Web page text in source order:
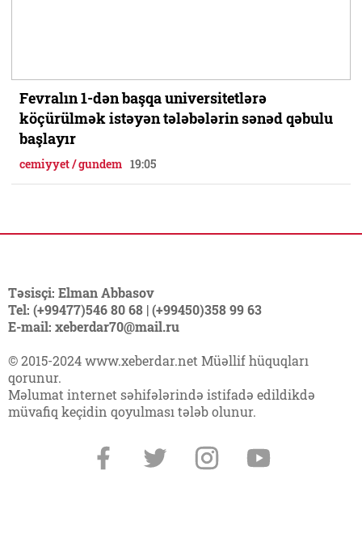
Fevralın 1-dən başqa universitetlərə
köçürülmək istəyən tələbələrin sənəd qəbulu
başlayır
cemiyyet / gundem 19:05
Təsisçi: Elman Abbasov
Tel: (+99477)546 80 68 | (+99450)358 99 63
E-mail: xeberdar70@mail.ru
© 2015-2024 www.xeberdar.net Müəllif hüquqları
qorunur.
Məlumat internet səhifələrində istifadə edildikdə
müvafiq keçidin qoyulması tələb olunur.